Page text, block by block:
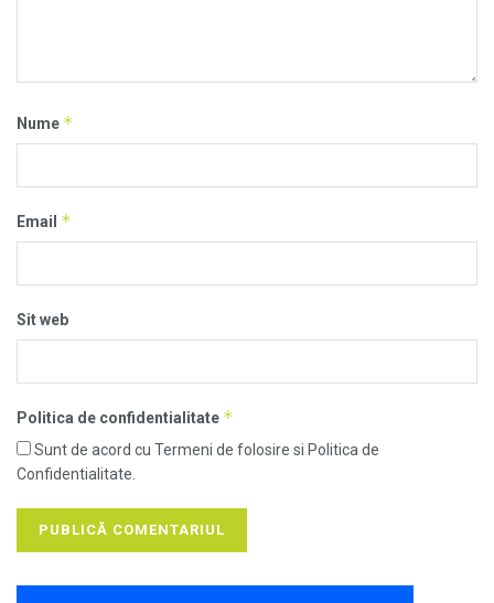
Nume *
Email *
Sit web
Politica de confidentialitate *
Sunt de acord cu Termeni de folosire si Politica de
Confidentialitate.